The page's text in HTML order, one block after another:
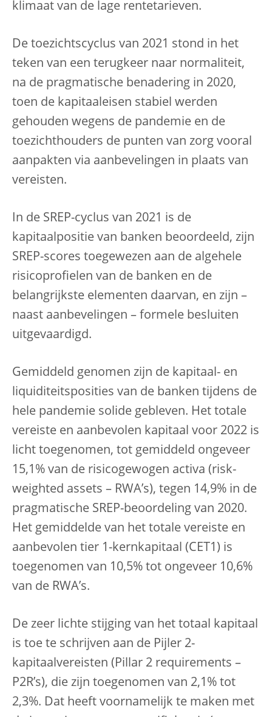
klimaat van de lage rentetarieven.
De toezichtscyclus van 2021 stond in het
teken van een terugkeer naar normaliteit,
na de pragmatische benadering in 2020,
toen de kapitaaleisen stabiel werden
gehouden wegens de pandemie en de
toezichthouders de punten van zorg vooral
aanpakten via aanbevelingen in plaats van
vereisten.
In de SREP-cyclus van 2021 is de
kapitaalpositie van banken beoordeeld, zijn
SREP-scores toegewezen aan de algehele
risicoprofielen van de banken en de
belangrijkste elementen daarvan, en zijn –
naast aanbevelingen – formele besluiten
uitgevaardigd.
Gemiddeld genomen zijn de kapitaal- en
liquiditeitsposities van de banken tijdens de
hele pandemie solide gebleven. Het totale
vereiste en aanbevolen kapitaal voor 2022 is
licht toegenomen, tot gemiddeld ongeveer
15,1% van de risicogewogen activa (risk-
weighted assets – RWA’s), tegen 14,9% in de
pragmatische SREP-beoordeling van 2020.
Het gemiddelde van het totale vereiste en
aanbevolen tier 1-kernkapitaal (CET1) is
toegenomen van 10,5% tot ongeveer 10,6%
van de RWA’s.
De zeer lichte stijging van het totaal kapitaal
is toe te schrijven aan de Pijler 2-
kapitaalvereisten (Pillar 2 requirements –
P2R’s), die zijn toegenomen van 2,1% tot
2,3%. Dat heeft voornamelijk te maken met